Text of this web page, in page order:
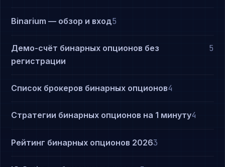
Binarium — обзор и вход5
Демо-счёт бинарных опционов без
регистрации
5
Список брокеров бинарных опционов4
Стратегии бинарных опционов на 1 минуту4
Рейтинг бинарных опционов 20263